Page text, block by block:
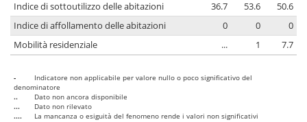
Indice di sottoutilizzo delle abitazioni 36.7 53.6
50.6
Indice di affollamento delle abitazioni
0 0
0
Mobilità residenziale
... 1 7.7
-
Indicatore non applicabile per valore nullo o poco significativo del
denominatore
..
Dato non ancora disponibile
...
Dato non rilevato
....
La mancanza o esiguità del fenomeno rende i valori non significativi